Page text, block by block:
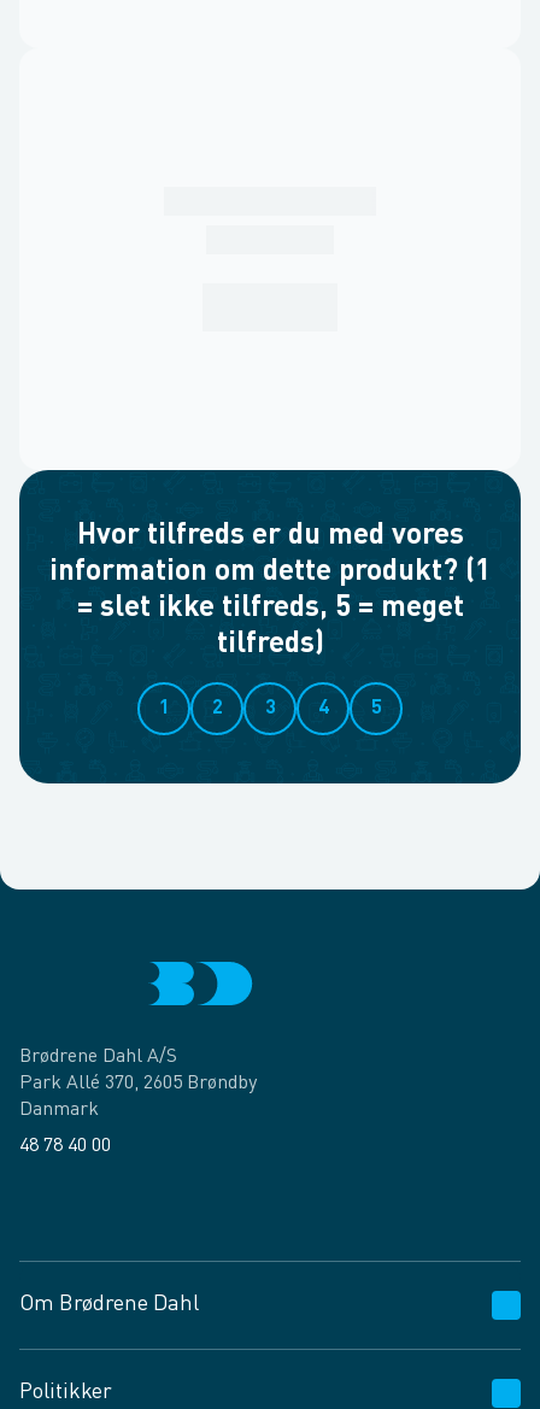
Hvor tilfreds er du med vores
information om dette produkt? (1
= slet ikke tilfreds, 5 = meget
tilfreds)
1 2 3 4 5
Brødrene Dahl A/S
Park Allé 370, 2605 Brøndby
Danmark
48 78 40 00
Om Brødrene Dahl
Vagttelefon 30 10 89 89
Politikker